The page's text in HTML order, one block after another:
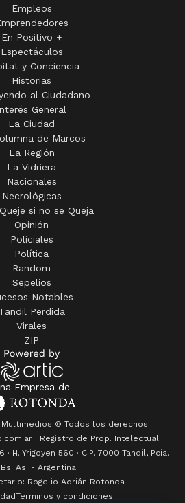
Empleos
En Positivo +
Espectáculos
y Conciencia
Historias
al Ciudadano
General
La Ciudad
de Marcos
La Región
La Vidriera
Nacionales
Necrológicas
si no se Queja
Opinión
Policiales
Política
Random
Sepelios
Notables
Tandil Perdida
Virales
ZIP
Empresa de
Multimedios © Todos los derechos
· Registro de Prop. Intelectual:
· H. Yrigoyen 560 · C.P. 7000 Tandil, Pcia.
As. - Argentina
Rogelio Adrián Rotonda
Terminos y condiciones